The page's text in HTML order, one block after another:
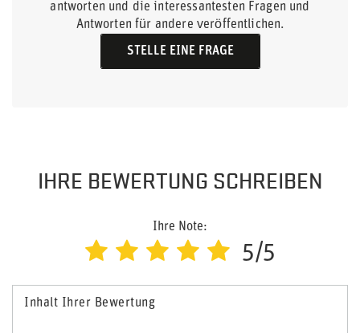
antworten und die interessantesten Fragen und
Antworten für andere veröffentlichen.
STELLE EINE FRAGE
IHRE BEWERTUNG SCHREIBEN
Ihre Note:
5/5
Inhalt Ihrer Bewertung